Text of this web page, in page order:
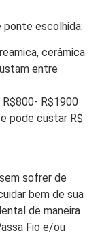
escolhida:
cerâmica
entre
R$1900
pode custar R$
sofrer de
bem de sua
de maneira
Fio e/ou